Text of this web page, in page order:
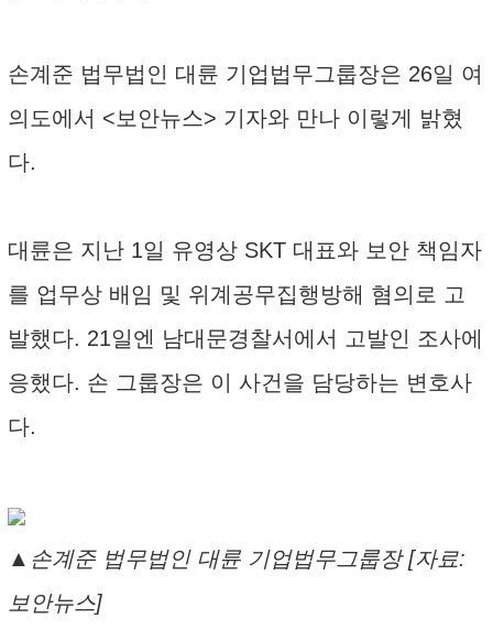
손계준 법무법인 대륜 기업법무그룹장은 26일 여
의도에서 <보안뉴스> 기자와 만나 이렇게 밝혔
다.
대륜은 지난 1일 유영상 SKT 대표와 보안 책임자
를 업무상 배임 및 위계공무집행방해 혐의로 고
발했다. 21일엔 남대문경찰서에서 고발인 조사에
응했다. 손 그룹장은 이 사건을 담당하는 변호사
다.
▲손계준 법무법인 대륜 기업법무그룹장 [자료:
보안뉴스]